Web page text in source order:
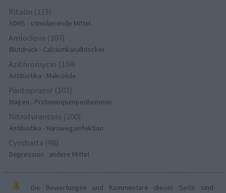
Ritalin (113)
ADHS - stimulierende Mittel
Amlodipin (107)
Blutdruck - Calciumkanalblocker
Azithromycin (104)
Antibiotika - Makrolide
Pantoprazol (103)
Magen - Protonenpumpenhemmer
Nitrofurantoin (100)
Antibiotika - Harnwegsinfektion
Cymbalta (98)
Depression - andere Mittel
Die Bewertungen und Kommentare dieser Seite sind